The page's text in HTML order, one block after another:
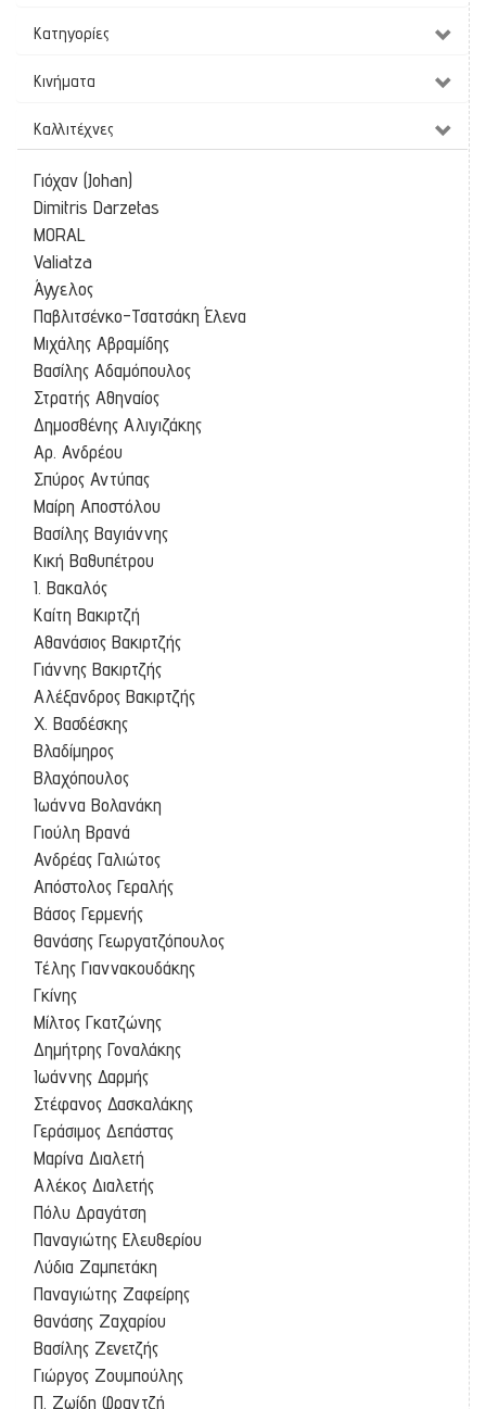
Κατηγορίες
Κινήματα
Καλλιτέχνες
Γιόχαν (Johan)
Dimitris Darzetas
MORAL
Valiatza
Άγγελος
Παβλιτσένκο-Τσατσάκη Έλενα
Μιχάλης Αβραμίδης
Βασίλης Αδαμόπουλος
Στρατής Αθηναίος
Δημοσθένης Αλιγιζάκης
Αρ. Ανδρέου
Σπύρος Αντύπας
Μαίρη Αποστόλου
Βασίλης Βαγιάννης
Κική Βαθυπέτρου
Ι. Βακαλός
Καίτη Βακιρτζή
Αθανάσιος Βακιρτζής
Γιάννης Βακιρτζής
Αλέξανδρος Βακιρτζής
Χ. Βασδέσκης
Βλαδίμηρος
Βλαχόπουλος
Ιωάννα Βολανάκη
Γιούλη Βρανά
Ανδρέας Γαλιώτος
Απόστολος Γεραλής
Βάσος Γερμενής
Θανάσης Γεωργατζόπουλος
Τέλης Γιαννακουδάκης
Γκίνης
Μίλτος Γκατζώνης
Δημήτρης Γοναλάκης
Ιωάννης Δαρμής
Στέφανος Δασκαλάκης
Γεράσιμος Δεπάστας
Μαρίνα Διαλετή
Αλέκος Διαλετής
Πόλυ Δραγάτση
Παναγιώτης Ελευθερίου
Λύδια Ζαμπετάκη
Παναγιώτης Ζαφείρης
Θανάσης Ζαχαρίου
Βασίλης Ζενετζής
Γιώργος Ζουμπούλης
Π. Ζωίδη Φραντζή